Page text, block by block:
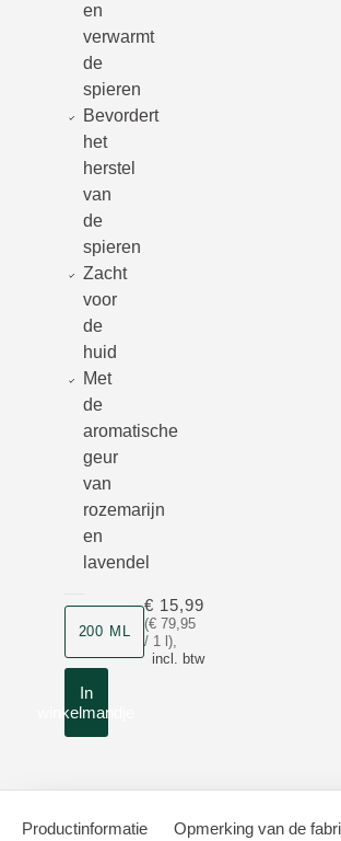
en
verwarmt
de
spieren
Bevordert
het
herstel
van
de
spieren
Zacht
voor
de
huid
Met
de
aromatische
geur
van
rozemarijn
en
lavendel
200 ML
(€ 79,95
/ 1 l),
incl. btw
€ 15,99
In
winkelmandje
Productinformatie Opmerking van de